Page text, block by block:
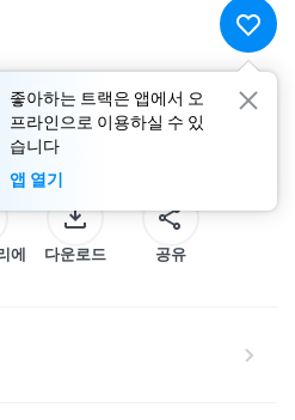
좋아하는 트랙은 앱에서 오
프라인으로 이용하실 수 있
습니다
앱 열기
jinsonkmathew@gmail.com
에
다운로드 공유